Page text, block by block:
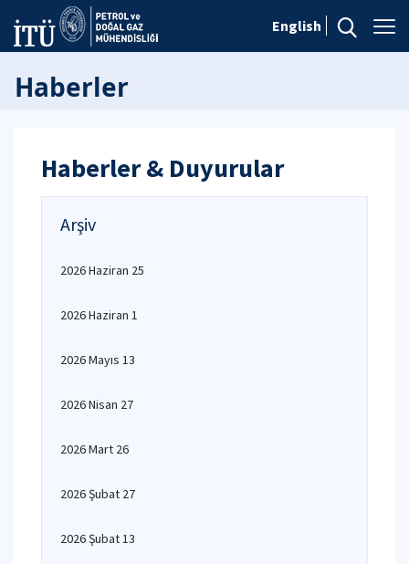
English
Haberler
Haberler & Duyurular
Arşiv
2026 Haziran 25
2026 Haziran 1
2026 Mayıs 13
2026 Nisan 27
2026 Mart 26
2026 Şubat 27
2026 Şubat 13